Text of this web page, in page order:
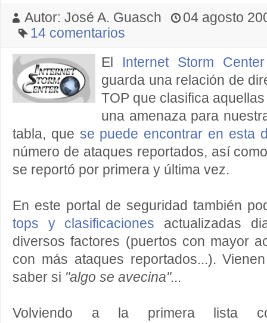
Autor: José A. Guasch
04 agosto
14 comentarios
El Internet Storm
guarda una relación de
TOP que clasifica
una amenaza para
tabla, que se puede encontrar en esta
número de ataques reportados, así
se reportó por primera y última vez.
En este portal de seguridad también
tops y clasificaciones actualizadas
diversos factores (puertos con mayor
con más ataques reportados...).
saber si "algo se avecina"...
Volviendo a la primera lista